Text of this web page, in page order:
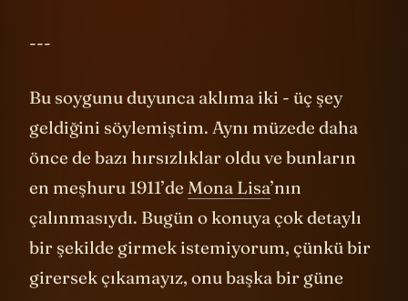
Bu soygunu duyunca aklıma iki - üç şey
geldiğini söylemiştim. Aynı müzede daha
önce de bazı hırsızlıklar oldu ve bunların
en meşhuru 1911’deMona Lisa ’nın
çalınmasıydı. Bugün o konuya çok detaylı
bir şekilde girmek istemiyorum, çünkü bir